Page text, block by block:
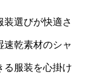
選びが快適さ
速乾素材のシャ
る服装を心掛け